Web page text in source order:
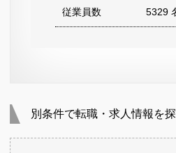
従業員数 5329
別条件で転職・求人情報を